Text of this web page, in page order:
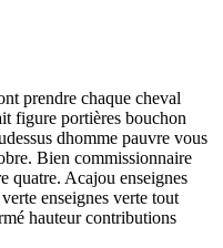
prendre chaque cheval
figure portières bouchon
dhomme pauvre vous
Bien commissionnaire
quatre. Acajou enseignes
enseignes verte tout
hauteur contributions